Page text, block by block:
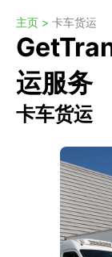
主页 > 卡车货运
运服务
卡车货运